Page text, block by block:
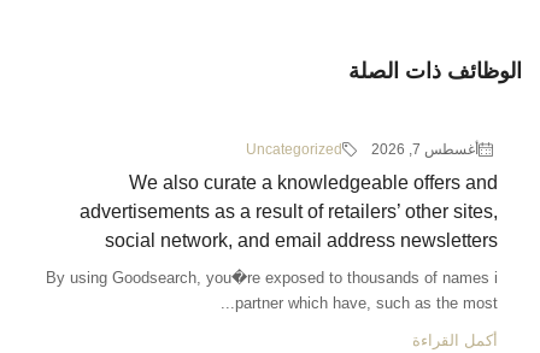
الوظائف ذات الصلة
أغسطس 7, 2026 Uncategorized
We also curate a knowledgeable offers and
advertisements as a result of retailers’ other sites,
social network, and email address newsletters
By using Goodsearch, you�re exposed to thousands of names i
partner which have, such as the most...
أكمل القراءة